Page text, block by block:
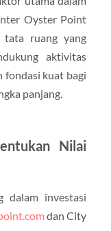
Oyster Point
tata ruang yang
aktivitas
fondasi kuat bagi
panjang.
Nilai
dalam investasi
dan City